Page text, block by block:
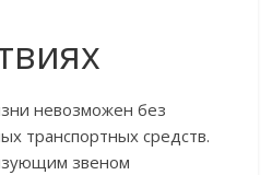
невозможен без
транспортных средств.
звеном